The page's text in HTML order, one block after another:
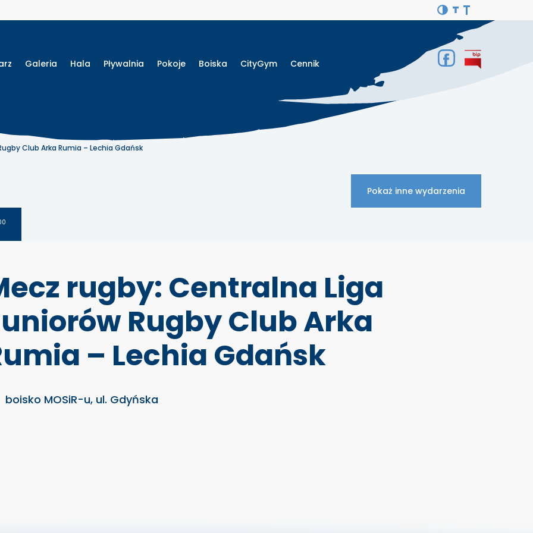
Galeria Hala Pływalnia Pokoje Boiska CityGym Cennik
Club Arka Rumia – Lechia Gdańsk
Pokaż inne wydarzenia
rugby: Centralna Liga
Rugby Club Arka
– Lechia Gdańsk
boisko MOSiR-u, ul. Gdyńska